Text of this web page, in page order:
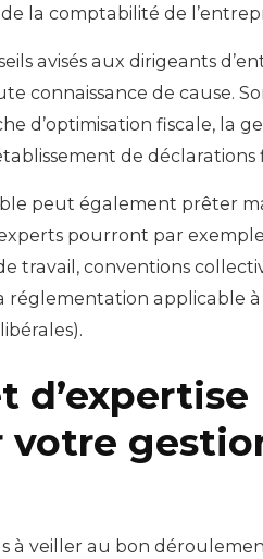
la comptabilité de
avisés aux dirigeants
connaissance de cause.
d’optimisation fiscale, la
de déclarations
peut également prêter
pourront par
travail, conventions
réglementation applicable à
d’expertise
à veiller au bon